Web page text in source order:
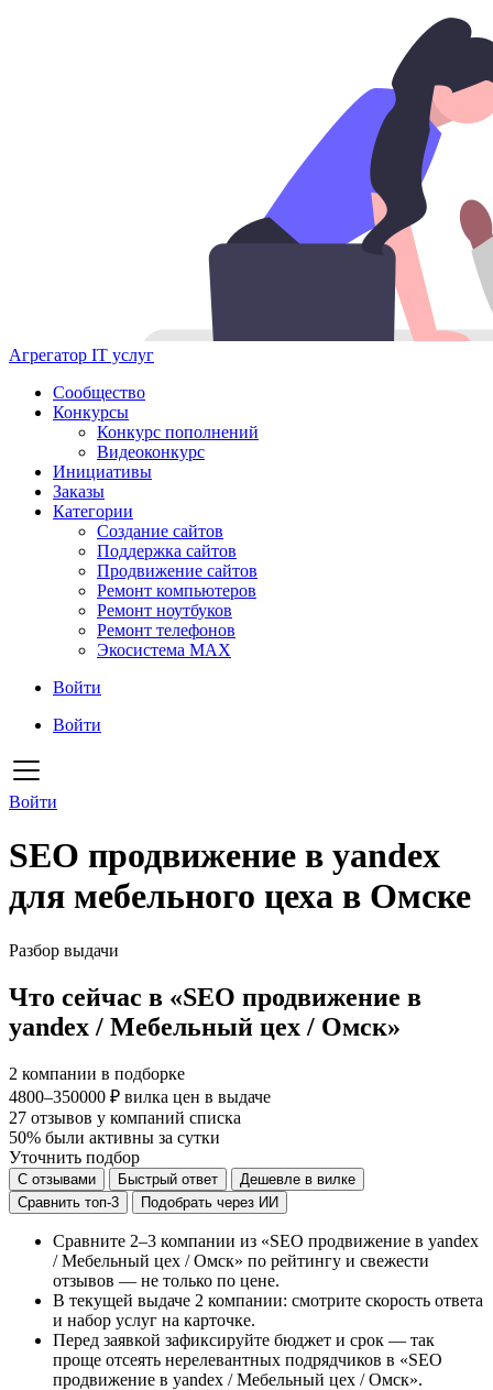
Агрегатор IT услуг
Сообщество
Конкурсы
Конкурс пополнений
Видеоконкурс
Инициативы
Заказы
Категории
Создание сайтов
Поддержка сайтов
Продвижение сайтов
Ремонт компьютеров
Ремонт ноутбуков
Ремонт телефонов
Экосистема MAX
Войти
Войти
Войти
SEO продвижение в yandex
для мебельного цеха в Омске
Разбор выдачи
Что сейчас в «SEO продвижение в
yandex / Мебельный цех / Омск»
2 компании в подборке
4800–350000 ₽ вилка цен в выдаче
27 отзывов у компаний списка
50% были активны за сутки
Уточнить подбор
С отзывами Быстрый ответ
Дешевле в вилке
Сравнить топ-3
Подобрать через ИИ
Сравните 2–3 компании из «SEO продвижение в yandex
/ Мебельный цех / Омск» по рейтингу и свежести
отзывов — не только по цене.
В текущей выдаче 2 компании: смотрите скорость ответа
и набор услуг на карточке.
Перед заявкой зафиксируйте бюджет и срок — так
проще отсеять нерелевантных подрядчиков в «SEO
продвижение в yandex / Мебельный цех / Омск».